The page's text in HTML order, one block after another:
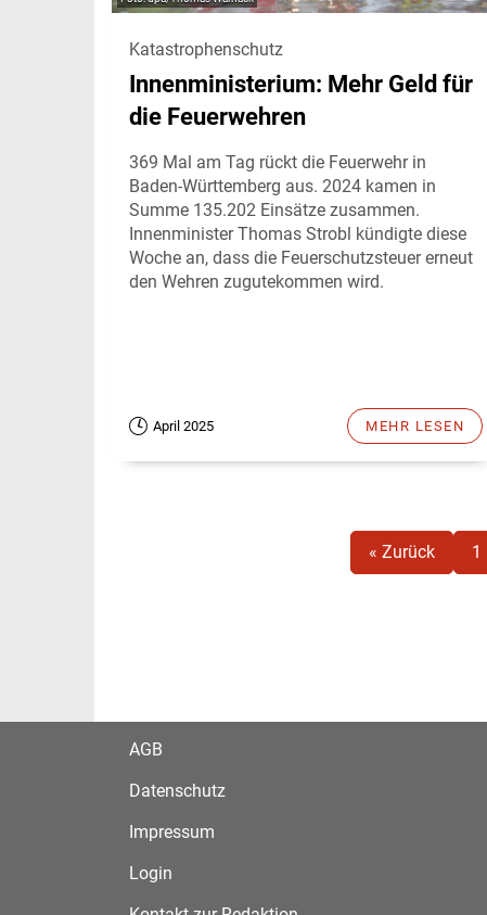
Katastrophenschutz
Innenministerium: Mehr Geld für
die Feuerwehren
369 Mal am Tag rückt die Feuerwehr in
Baden-Württemberg aus. 2024 kamen in
Summe 135.202 Einsätze zusammen.
Innenminister Thomas Strobl kündigte diese
Woche an, dass die Feuerschutzsteuer erneut
den Wehren zugutekommen wird.
April 2025 MEHR LESEN
« Zurück 1
AGB
Datenschutz
Impressum
Login